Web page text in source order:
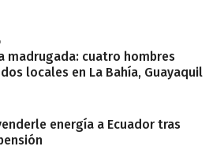
madrugada: cuatro hombres
locales en La Bahía, Guayaquil
energía a Ecuador tras